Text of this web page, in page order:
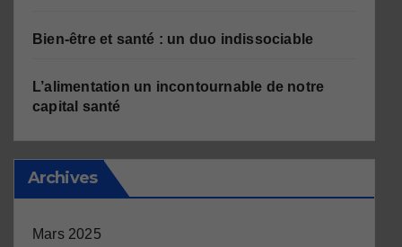
Bien-être et santé : un duo indissociable
L’alimentation un incontournable de notre
capital santé
Archives
Mars 2025